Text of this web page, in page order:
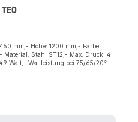
mm,- Höhe: 1200 mm,- Farbe:
Stahl ST12,- Max. Druck: 4
Watt,- Wattleistung bei 75/65/20°C:
enthalten,- inklusive
Dübel -und